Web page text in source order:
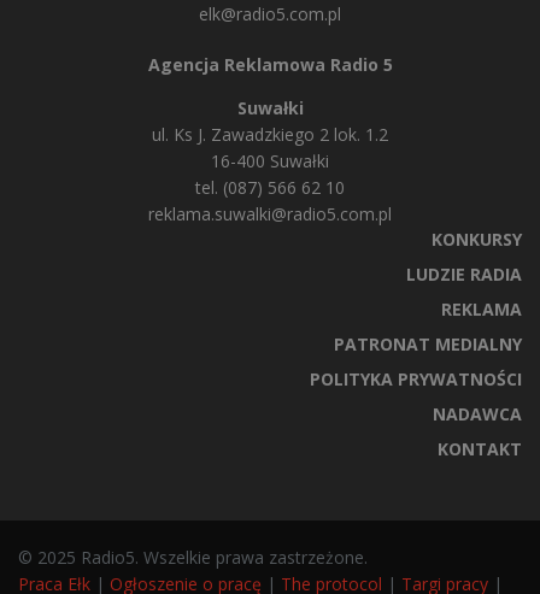
elk@radio5.com.pl
Agencja Reklamowa Radio 5
Suwałki
ul. Ks J. Zawadzkiego 2 lok. 1.2
16-400 Suwałki
tel. (087) 566 62 10
reklama.suwalki@radio5.com.pl
KONKURSY
LUDZIE RADIA
REKLAMA
PATRONAT MEDIALNY
POLITYKA PRYWATNOŚCI
NADAWCA
KONTAKT
© 2025 Radio5. Wszelkie prawa zastrzeżone.
Praca Ełk | Ogłoszenie o pracę | The protocol | Targi pracy |